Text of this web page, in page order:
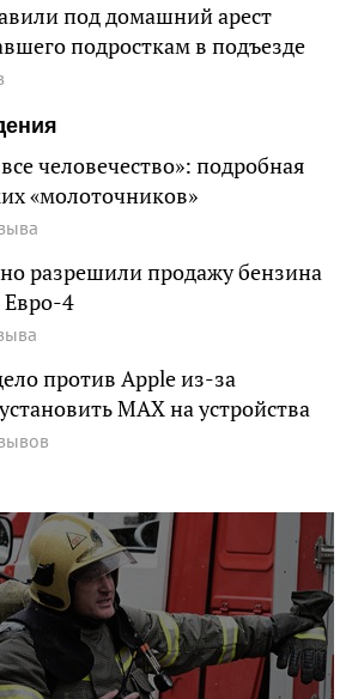
под домашний арест
подросткам в подъезде
человечество»: подробная
«молоточников»
разрешили продажу бензина
Евро-4
против Apple из-за
MAX на устройства